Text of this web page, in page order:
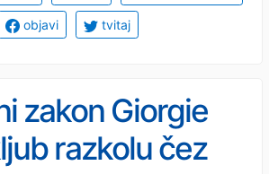
objavi tvitaj
zakon Giorgie
razkolu čez